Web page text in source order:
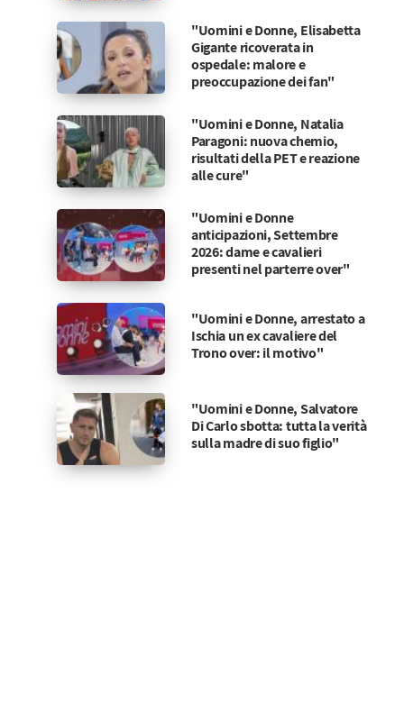
"Uomini e Donne, Elisabetta
Gigante ricoverata in
ospedale: malore e
preoccupazione dei fan"
"Uomini e Donne, Natalia
Paragoni: nuova chemio,
risultati della PET e reazione
alle cure"
"Uomini e Donne
anticipazioni, Settembre
2026: dame e cavalieri
presenti nel parterre over"
"Uomini e Donne, arrestato a
Ischia un ex cavaliere del
Trono over: il motivo"
"Uomini e Donne, Salvatore
Di Carlo sbotta: tutta la verità
sulla madre di suo figlio"